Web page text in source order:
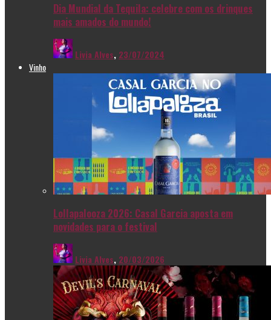
Dia Mundial da Tequila: celebre com os drinques
mais amados do mundo!
Livia Alves, 23/07/2024
Vinho
Lollapalooza 2026: Casal Garcia aposta em
novidades para o festival
Livia Alves, 20/03/2026